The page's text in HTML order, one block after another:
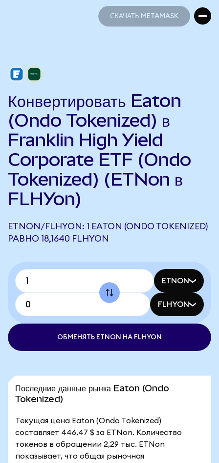
СКАЧАТЬ METAMASK
Конвертировать Eaton
(Ondo Tokenized) в
Franklin High Yield
Corporate ETF (Ondo
Tokenized) (ETNon в
FLHYon)
ETNON/FLHYON: 1 EATON (ONDO TOKENIZED)
РАВНО 18,1640 FLHYON
ETNON
FLHYON
ОБМЕНЯТЬ ETNON НА FLHYON
Последние данные рынка Eaton (Ondo
Tokenized)
Текущая цена Eaton (Ondo Tokenized)
составляет 446,47 $ за ETNon. Количество
токенов в обращении 2,29 тыс. ETNon
показывает, что общая рыночная